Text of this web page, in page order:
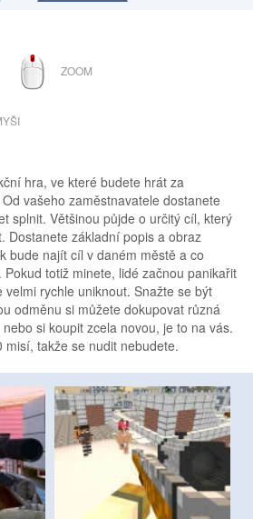
ROLOVACÍ
KOLEČKOZOOM
hra, ve které budete hrát za
vašeho zaměstnavatele dostanete
splnit. Většinou půjde o určitý cíl, který
Dostanete základní popis a obraz
bude najít cíl v daném městě a co
Pokud totiž minete, lidé začnou panikařit
rychle uniknout. Snažte se být
odměnu si můžete dokupovat různá
si koupit zcela novou, je to na vás.
takže se nudit nebudete.